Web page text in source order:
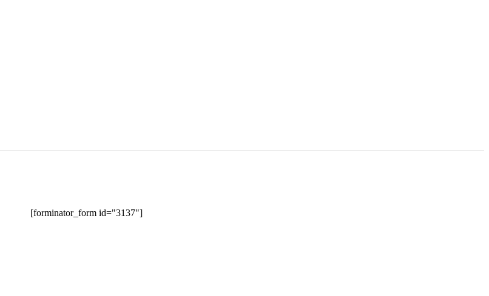
[forminator_form id="3137"]